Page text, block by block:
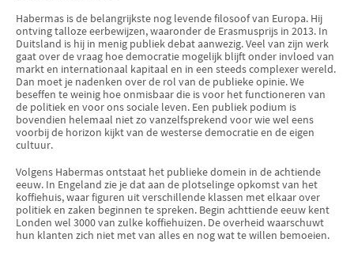
Habermas is de belangrijkste nog levende filosoof van Europa. Hij
ontving talloze eerbewijzen, waaronder de Erasmusprijs in 2013. In
Duitsland is hij in menig publiek debat aanwezig. Veel van zijn werk
gaat over de vraag hoe democratie mogelijk blijft onder invloed van
markt en internationaal kapitaal en in een steeds complexer wereld.
Dan moet je nadenken over de rol van de publieke opinie. We
beseffen te weinig hoe onmisbaar die is voor het functioneren van
de politiek en voor ons sociale leven. Een publiek podium is
bovendien helemaal niet zo vanzelfsprekend voor wie wel eens
voorbij de horizon kijkt van de westerse democratie en de eigen
cultuur.
Volgens Habermas ontstaat het publieke domein in de achtiende
eeuw. In Engeland zie je dat aan de plotselinge opkomst van het
koffiehuis, waar figuren uit verschillende klassen met elkaar over
politiek en zaken beginnen te spreken. Begin achttiende eeuw kent
Londen wel 3000 van zulke koffiehuizen. De overheid waarschuwt
hun klanten zich niet met van alles en nog wat te willen bemoeien.